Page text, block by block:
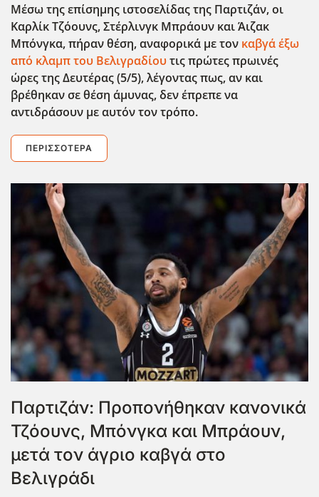
Μέσω της επίσημης ιστοσελίδας της Παρτιζάν, οι
Καρλίκ Τζόουνς, Στέρλινγκ Μπράουν και Άιζακ
Μπόνγκα, πήραν θέση, αναφορικά με τον καβγά έξω
από κλαμπ του Βελιγραδίουτις πρώτες πρωινές
ώρες της Δευτέρας (5/5), λέγοντας πως, αν και
βρέθηκαν σε θέση άμυνας, δεν έπρεπε να
αντιδράσουν με αυτόν τον τρόπο.
ΠΕΡΙΣΣΌΤΕΡΑ
Παρτιζάν: Προπονήθηκαν κανονικά
Τζόουνς, Μπόνγκα και Μπράουν,
μετά τον άγριο καβγά στο
Βελιγράδι